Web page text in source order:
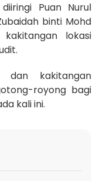
Puan Nurul
binti Mohd
lokasi
dan kakitangan
royong bagi
kali ini.